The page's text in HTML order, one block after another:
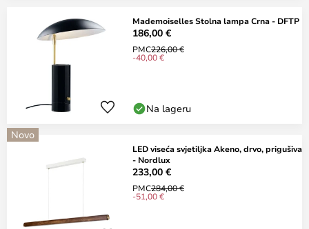
Mademoiselles Stolna lampa Crna - DFTP
186,00 €
PMC226,00 €
-40,00 €
Na lageru
Novo
LED viseća svjetiljka Akeno, drvo, prigušiva
- Nordlux
233,00 €
PMC284,00 €
-51,00 €